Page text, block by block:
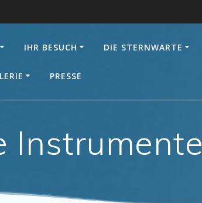
IHR BESUCH DIE STERNWARTE
PRESSE
Instrumente